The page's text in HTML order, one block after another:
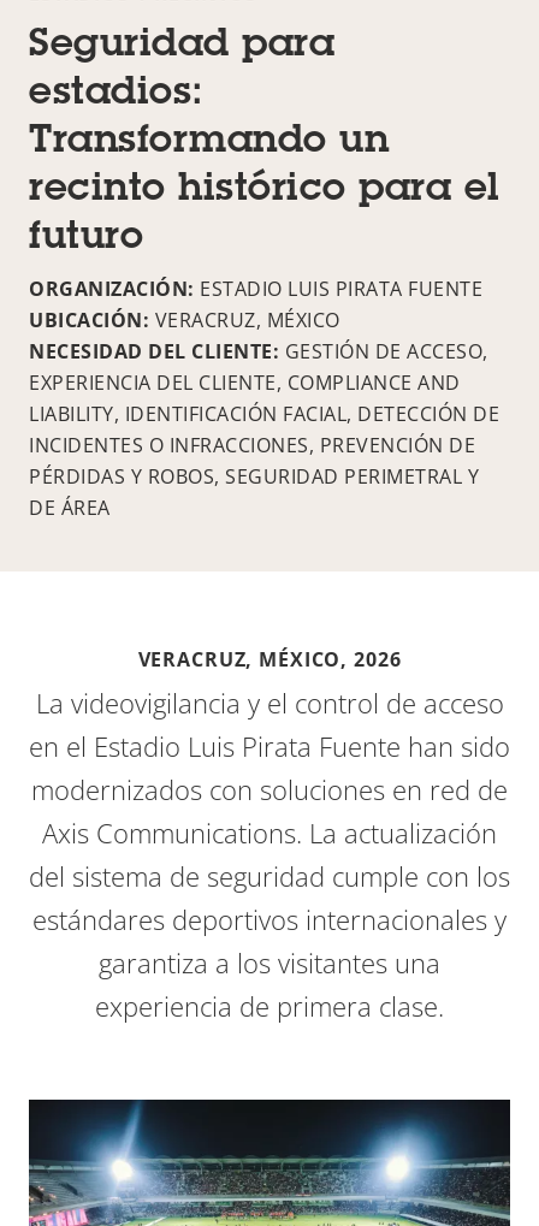
Seguridad para
estadios:
Transformando un
recinto histórico para el
futuro
ORGANIZACIÓN: ESTADIO LUIS PIRATA FUENTE
UBICACIÓN: VERACRUZ, MÉXICO
NECESIDAD DEL CLIENTE: GESTIÓN DE ACCESO,
EXPERIENCIA DEL CLIENTE, COMPLIANCE AND
LIABILITY, IDENTIFICACIÓN FACIAL, DETECCIÓN DE
INCIDENTES O INFRACCIONES, PREVENCIÓN DE
PÉRDIDAS Y ROBOS, SEGURIDAD PERIMETRAL Y
DE ÁREA
VERACRUZ, MÉXICO, 2026
La videovigilancia y el control de acceso
en el Estadio Luis Pirata Fuente han sido
modernizados con soluciones en red de
Axis Communications. La actualización
del sistema de seguridad cumple con los
estándares deportivos internacionales y
garantiza a los visitantes una
experiencia de primera clase.